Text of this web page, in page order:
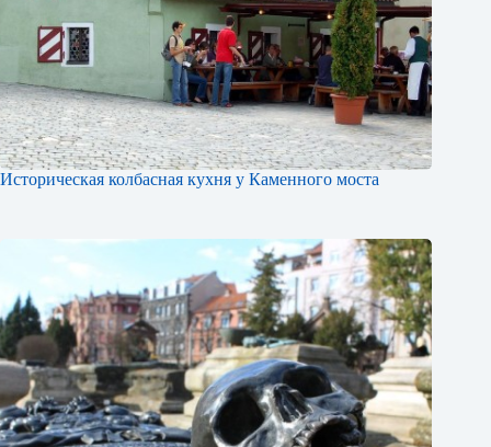
Историческая колбасная кухня у Каменного моста